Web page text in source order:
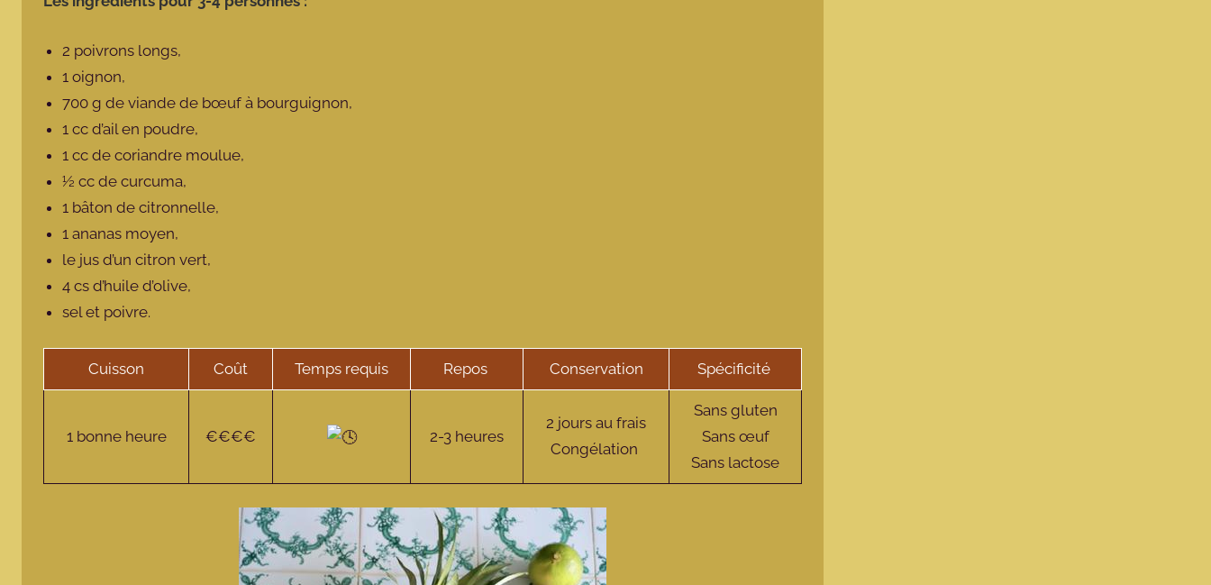
2 poivrons longs,
1 oignon,
700 g de viande de bœuf à bourguignon,
1 cc d’ail en poudre,
1 cc de coriandre moulue,
½ cc de curcuma,
1 bâton de citronnelle,
1 ananas moyen,
le jus d’un citron vert,
4 cs d’huile d’olive,
sel et poivre.
Cuisson Coût Temps requis Repos Conservation Spécificité
1 bonne heure €€€€ 2-3 heures
2 jours au frais
Congélation
Sans gluten
Sans œuf
Sans lactose